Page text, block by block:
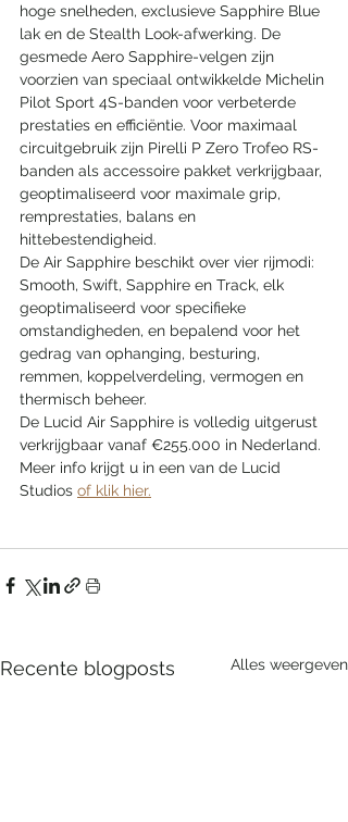
hoge snelheden, exclusieve Sapphire Blue
lak en de Stealth Look-afwerking. De
gesmede Aero Sapphire-velgen zijn
voorzien van speciaal ontwikkelde Michelin
Pilot Sport 4S-banden voor verbeterde
prestaties en efficiëntie. Voor maximaal
circuitgebruik zijn Pirelli P Zero Trofeo RS-
banden als accessoire pakket verkrijgbaar,
geoptimaliseerd voor maximale grip,
remprestaties, balans en
hittebestendigheid.
De Air Sapphire beschikt over vier rijmodi:
Smooth, Swift, Sapphire en Track, elk
geoptimaliseerd voor specifieke
omstandigheden, en bepalend voor het
gedrag van ophanging, besturing,
remmen, koppelverdeling, vermogen en
thermisch beheer.
De Lucid Air Sapphire is volledig uitgerust
verkrijgbaar vanaf €255.000 in Nederland.
Meer info krijgt u in een van de Lucid
Studios of klik hier.
Recente blogposts Alles weergeven